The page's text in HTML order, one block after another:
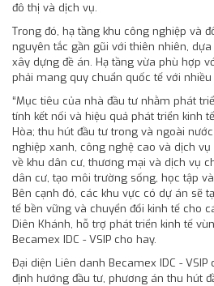
đô thị và dịch vụ.
Trong đó, hạ tầng khu công nghiệp và
nguyên tắc gần gũi với thiên nhiên,
xây dựng đề án. Hạ tầng vừa phù hợp
phải mang quy chuẩn quốc tế với
“Mục tiêu của nhà đầu tư nhằm phát
tính kết nối và hiệu quả phát triển kinh
Hòa; thu hút đầu tư trong và ngoài
nghiệp xanh, công nghệ cao và dịch
về khu dân cư, thương mại và dịch vụ
dân cư, tạo môi trường sống, học tập
Bên cạnh đó, các khu vực có dự án sẽ
tế bền vững và chuyển đổi kinh tế cho
Diên Khánh, hỗ trợ phát triển kinh tế
Becamex IDC - VSIP cho hay.
Đại diện Liên danh Becamex IDC -
định hướng đầu tư, phương án thu hút